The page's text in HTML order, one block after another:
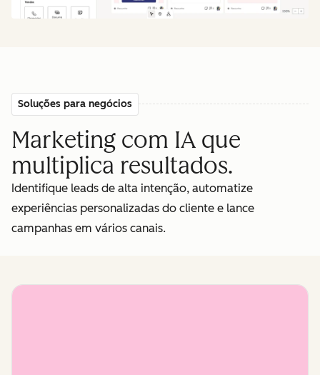
Soluções para negócios
Marketing com IA que
multiplica resultados.
Identifique leads de alta intenção, automatize
experiências personalizadas do cliente e lance
campanhas em vários canais.